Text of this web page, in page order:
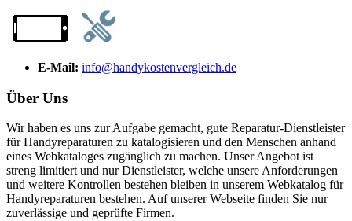
E-Mail: info@handykostenvergleich.de
Über Uns
Wir haben es uns zur Aufgabe gemacht, gute Reparatur-Dienstleister
für Handyreparaturen zu katalogisieren und den Menschen anhand
eines Webkataloges zugänglich zu machen. Unser Angebot ist
streng limitiert und nur Dienstleister, welche unsere Anforderungen
und weitere Kontrollen bestehen bleiben in unserem Webkatalog für
Handyreparaturen bestehen. Auf unserer Webseite finden Sie nur
zuverlässige und geprüfte Firmen.